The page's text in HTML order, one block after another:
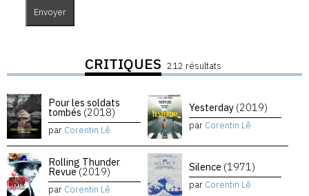
CRITIQUES 212 résultats
Pour les soldats
tombés (2018)
par Corentin Lê
Yesterday (2019)
par Corentin Lê
Rolling Thunder
Revue(2019)
par Corentin Lê
Silence (1971)
par Corentin Lê